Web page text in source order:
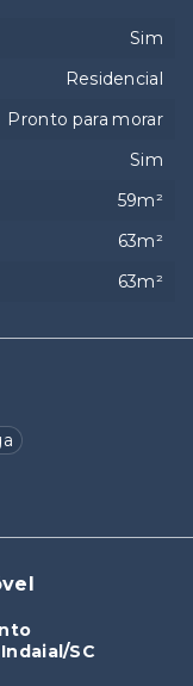
SC
Sim
Residencial
Pronto para morar
Sim
59m²
63m²
63m²